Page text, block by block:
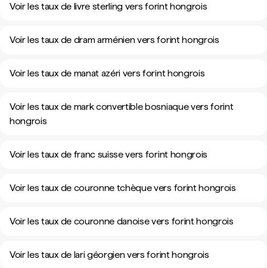
Voir les taux de livre sterling vers forint hongrois
Voir les taux de dram arménien vers forint hongrois
Voir les taux de manat azéri vers forint hongrois
Voir les taux de mark convertible bosniaque vers forint
hongrois
Voir les taux de franc suisse vers forint hongrois
Voir les taux de couronne tchèque vers forint hongrois
Voir les taux de couronne danoise vers forint hongrois
Voir les taux de lari géorgien vers forint hongrois